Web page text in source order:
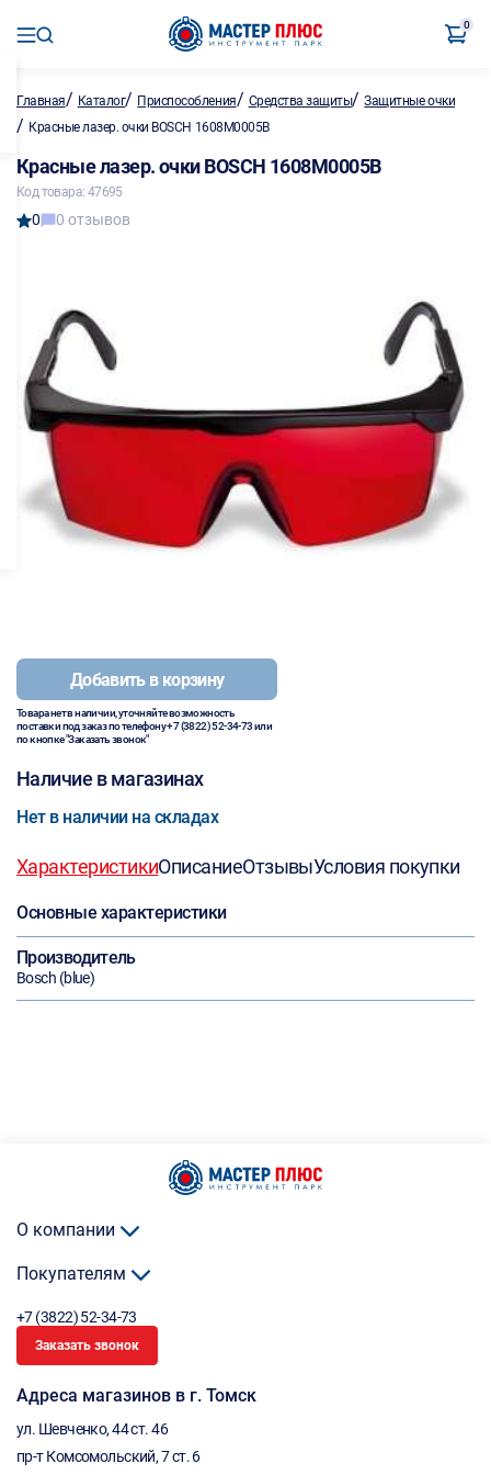
0
Главная/ Каталог/ Приспособления/ Средства защиты/Защитные очки
/ Красные лазер. очки BOSCH 1608M0005B
Красные лазер. очки BOSCH 1608M0005B
Код товара: 47695
0 0 отзывов
Добавить в корзину
Товара нет в наличии, уточняйте возможность
поставки под заказ по телефону+7 (3822) 52-34-73или
по кнопке "Заказать звонок"
Наличие в магазинах
Нет в наличии на складах
ХарактеристикиОписаниеОтзывыУсловия покупки
Основные характеристики
Производитель
Bosch (blue)
О компании
Покупателям
+7 (3822) 52-34-73
Заказать звонок
Адреса магазинов в г. Томск
ул. Шевченко, 44 ст. 46
пр-т Комсомольский, 7 ст. 6